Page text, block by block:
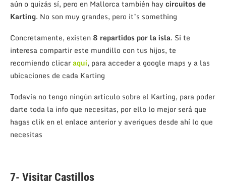
aún o quizás sí, pero en Mallorca también hay circuitos de
Karting. No son muy grandes, pero it’s something
Concretamente, existen 8 repartidos por la isla. Si te
interesa compartir este mundillo con tus hijos, te
recomiendo clicaraquí, para acceder a google maps y a las
ubicaciones de cada Karting
Todavía no tengo ningún artículo sobre el Karting, para poder
darte toda la info que necesitas, por ello lo mejor será que
hagas clik en el enlace anterior y averigues desde ahí lo que
necesitas
7- Visitar Castillos